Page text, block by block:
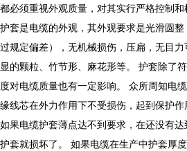
都必须重视外观质量，对其实行严格控制和
护套是电缆的外观，其外观要求是光滑圆
过规定偏差），无机械损伤，压扁，无目
显的颗粒、竹节形、麻花形等。 护套除了
度对电缆质量也有一定影响。 众所周知电
缘线芯在外力作用下不受损伤，起到保护作
如果电缆护套薄点达不到要求，在还没有
护套就损坏了。 如果电缆在生产中护套厚